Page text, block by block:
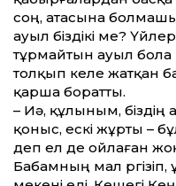
соң, атасына болмашы
ауыл біздікі ме?
тұрмайтын ауыл бола
толқып келе жатқан
қарша боратты.
– Иә, құлыным, біздің
қоныс, ескі жұрты –
деп ел де ойлаған
Бабамның мал өргізіп,